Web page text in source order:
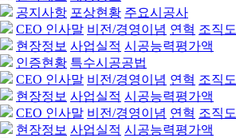
공지사항 포상현황 주요시공사
CEO 인사말 비전/경영이념 연혁 조직도
현장정보 사업실적 시공능력평가액
인증현황 특수시공공법
CEO 인사말 비전/경영이념 연혁 조직도
현장정보 사업실적 시공능력평가액
CEO 인사말 비전/경영이념 연혁 조직도
현장정보 사업실적 시공능력평가액